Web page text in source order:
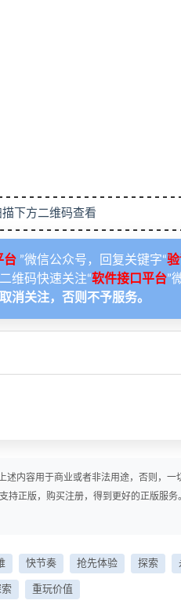
下方二维码查看
台 ”微信公众号，回复关键字“
维码快速关注“软件接口平台”
消关注，否则不予服务。
内容用于商业或者非法用途，否则，一
正版，购买注册，得到更好的正版服
快节奏 抢先体验 探索
索 重玩价值